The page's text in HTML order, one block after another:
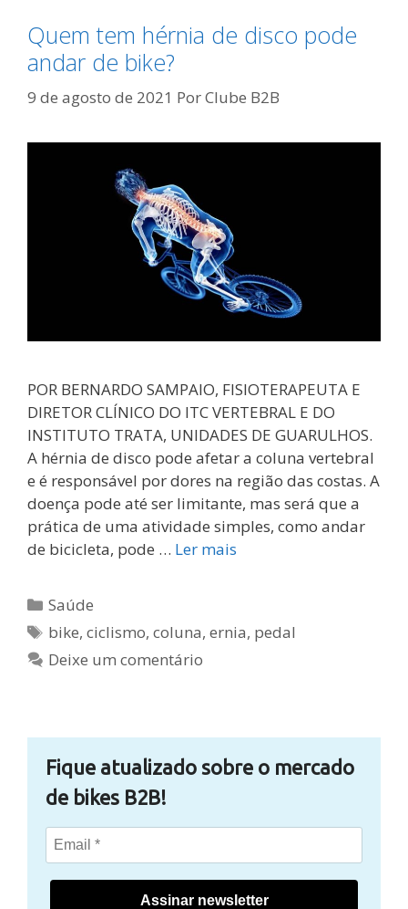
Quem tem hérnia de disco pode
andar de bike?
9 de agosto de 2021 PorClube B2B
POR BERNARDO SAMPAIO, FISIOTERAPEUTA E
DIRETOR CLÍNICO DO ITC VERTEBRAL E DO
INSTITUTO TRATA, UNIDADES DE GUARULHOS.
A hérnia de disco pode afetar a coluna vertebral
e é responsável por dores na região das costas. A
doença pode até ser limitante, mas será que a
prática de uma atividade simples, como andar
de bicicleta, pode … Ler mais
Categorias
Saúde
Tags
bike,ciclismo,coluna,ernia, pedal
Deixe um comentário
Fique atualizado sobre o mercado
de bikes B2B!
Assinar newsletter